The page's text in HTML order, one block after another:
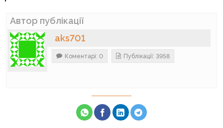
Автор публікації
aks701
Коментарі: 0 Публікації: 3958